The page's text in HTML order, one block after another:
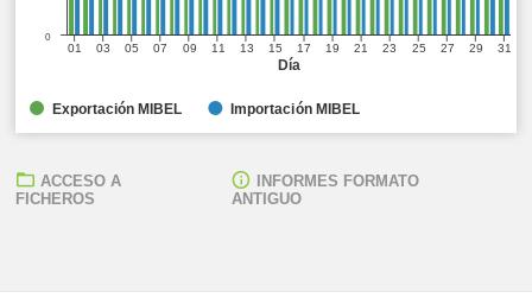
Día
01 03 05 07 09 11 13 15 17 19 21 23 25 27 29 31
0
Exportación MIBEL Importación MIBEL
ACCESO A
FICHEROS
INFORMES FORMATO
ANTIGUO